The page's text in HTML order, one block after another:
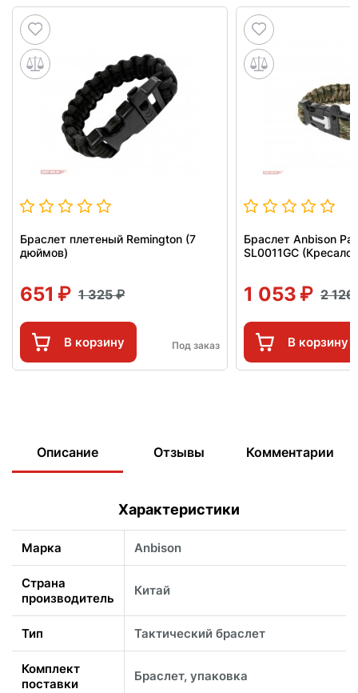
Браслет плетеный Remington (7
дюймов)
651 1 325
В корзину Под заказ
Браслет Anbison
SL0011GC
1 053 2 126
В корзину
Описание Отзывы Комментарии
Характеристики
Марка Anbison
Страна
производитель
Китай
Тип Тактический браслет
Комплект
поставки
Браслет, упаковка